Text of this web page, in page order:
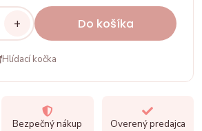
+ Do košíka
Hlídací kočka
Bezpečný nákup Overený predajca